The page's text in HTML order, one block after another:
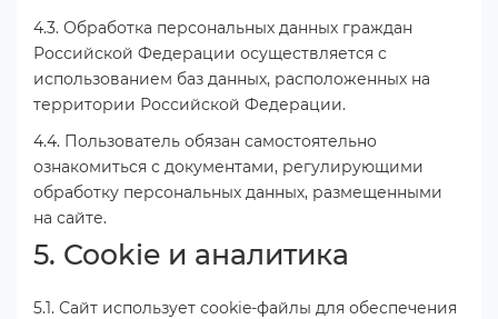
4.3. Обработка персональных данных граждан
Российской Федерации осуществляется с
использованием баз данных, расположенных на
территории Российской Федерации.
4.4. Пользователь обязан самостоятельно
ознакомиться с документами, регулирующими
обработку персональных данных, размещенными
на сайте.
5. Cookie и аналитика
5.1. Сайт использует cookie-файлы для обеспечения